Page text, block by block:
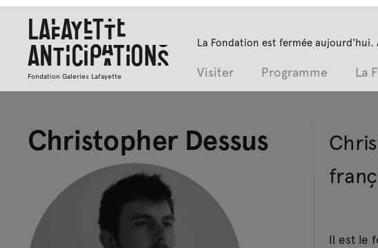
Lafayette
Anticipations
Fondation Galeries Lafayette
La Fondation est fermée aujourd'hui.
Visiter Programme La
Christopher Dessus
Il est le